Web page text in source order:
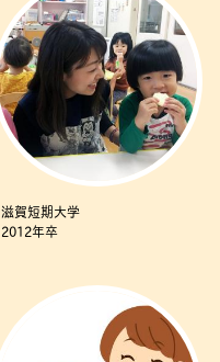
滋賀短期大学
2012年卒